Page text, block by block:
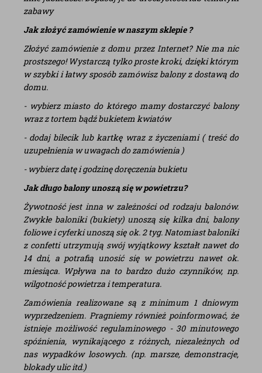
zabawy
Jak złożyć zamówienie w naszym sklepie ?
Złożyć zamówienie z domu przez Internet? Nie ma nic
prostszego! Wystarczą tylko proste kroki, dzięki którym
w szybki i łatwy sposób zamówisz balony z dostawą do
domu.
- wybierz miasto do którego mamy dostarczyć balony
wraz z tortem bądź bukietem kwiatów
- dodaj bilecik lub kartkę wraz z życzeniami ( treść do
uzupełnienia w uwagach do zamówienia )
- wybierz datę i godzinę doręczenia bukietu
Jak długo balony unoszą się w powietrzu?
Żywotność jest inna w zależności od rodzaju balonów.
Zwykłe baloniki (bukiety) unoszą się kilka dni, balony
foliowe i cyferki unoszą się ok. 2 tyg. Natomiast baloniki
z confetti utrzymują swój wyjątkowy kształt nawet do
14 dni, a potrafią unosić się w powietrzu nawet ok.
miesiąca. Wpływa na to bardzo dużo czynników, np.
wilgotność powietrza i temperatura.
Zamówienia realizowane są z minimum 1 dniowym
wyprzedzeniem. Pragniemy również poinformować, że
istnieje możliwość regulaminowego - 30 minutowego
spóźnienia, wynikającego z różnych, niezależnych od
nas wypadków losowych. (np. marsze, demonstracje,
blokady ulic itd.)